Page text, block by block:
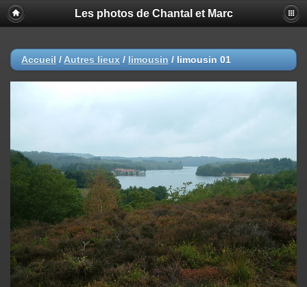
Les photos de Chantal et Marc
Accueil / Autres lieux / limousin / limousin 01